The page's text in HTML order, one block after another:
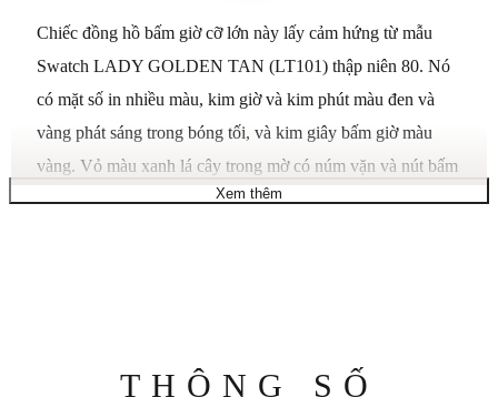
Chiếc đồng hồ bấm giờ cỡ lớn này lấy cảm hứng từ mẫu
Swatch LADY GOLDEN TAN (LT101) thập niên 80. Nó
có mặt số in nhiều màu, kim giờ và kim phút màu đen và
vàng phát sáng trong bóng tối, và kim giây bấm giờ màu
vàng. Vỏ màu xanh lá cây trong mờ có núm vặn và nút bấm
màu xanh lá cây trong mờ, cùng với nút bấm màu vàng mờ,
Polymer. Bộ sưu tập: SWATCH SMASH IT. Bao bì: Đặc
Xem thêm
THÔNG SỐ